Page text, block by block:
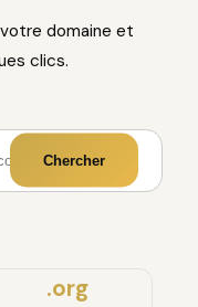
domaine et
clics.
Chercher
.org